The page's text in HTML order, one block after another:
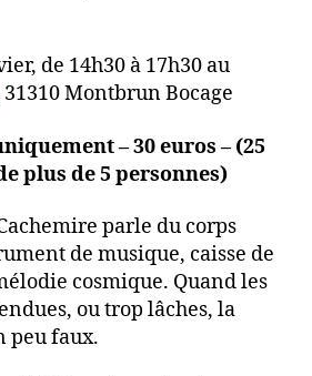
de 14h30 à 17h30 au
31310 Montbrun Bocage
– 30 euros – (25
plus de 5 personnes)
parle du corps
de musique, caisse de
cosmique. Quand les
ou trop lâches, la
peu faux.